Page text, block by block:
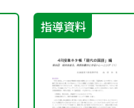
指導資料